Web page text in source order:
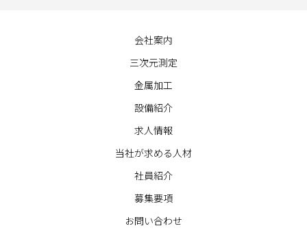
会社案内
三次元測定
金属加工
設備紹介
求人情報
当社が求める人材
社員紹介
募集要項
お問い合わせ